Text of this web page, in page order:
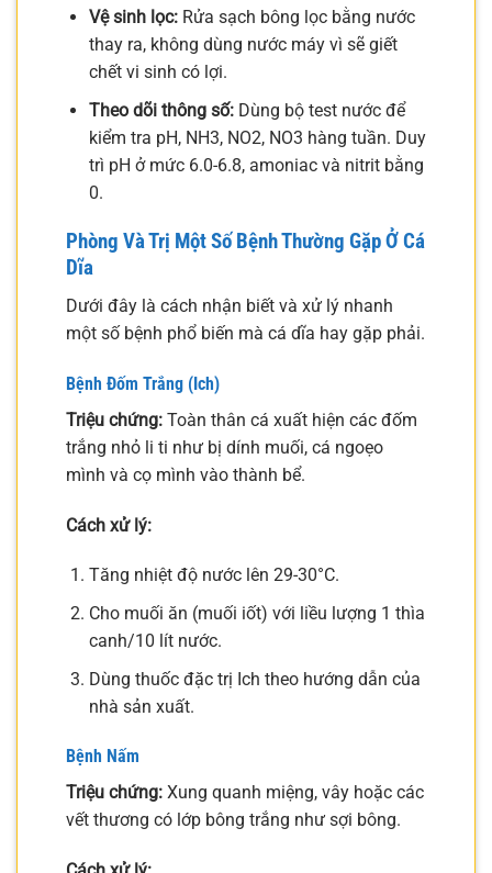
Vệ sinh lọc:Rửa sạch bông lọc bằng nước
thay ra, không dùng nước máy vì sẽ giết
chết vi sinh có lợi.
Theo dõi thông số:Dùng bộ test nước để
kiểm tra pH, NH3, NO2, NO3 hàng tuần. Duy
trì pH ở mức 6.0-6.8, amoniac và nitrit bằng
0.
Phòng Và Trị Một Số Bệnh Thường Gặp Ở Cá
Dĩa
Dưới đây là cách nhận biết và xử lý nhanh
một số bệnh phổ biến mà cá dĩa hay gặp phải.
Bệnh Đốm Trắng (Ich)
Triệu chứng: Toàn thân cá xuất hiện các đốm
trắng nhỏ li ti như bị dính muối, cá ngoẹo
mình và cọ mình vào thành bể.
Cách xử lý:
Tăng nhiệt độ nước lên 29-30°C.
Cho muối ăn (muối iốt) với liều lượng 1 thìa
canh/10 lít nước.
Dùng thuốc đặc trị Ich theo hướng dẫn của
nhà sản xuất.
Bệnh Nấm
Triệu chứng: Xung quanh miệng, vây hoặc các
vết thương có lớp bông trắng như sợi bông.